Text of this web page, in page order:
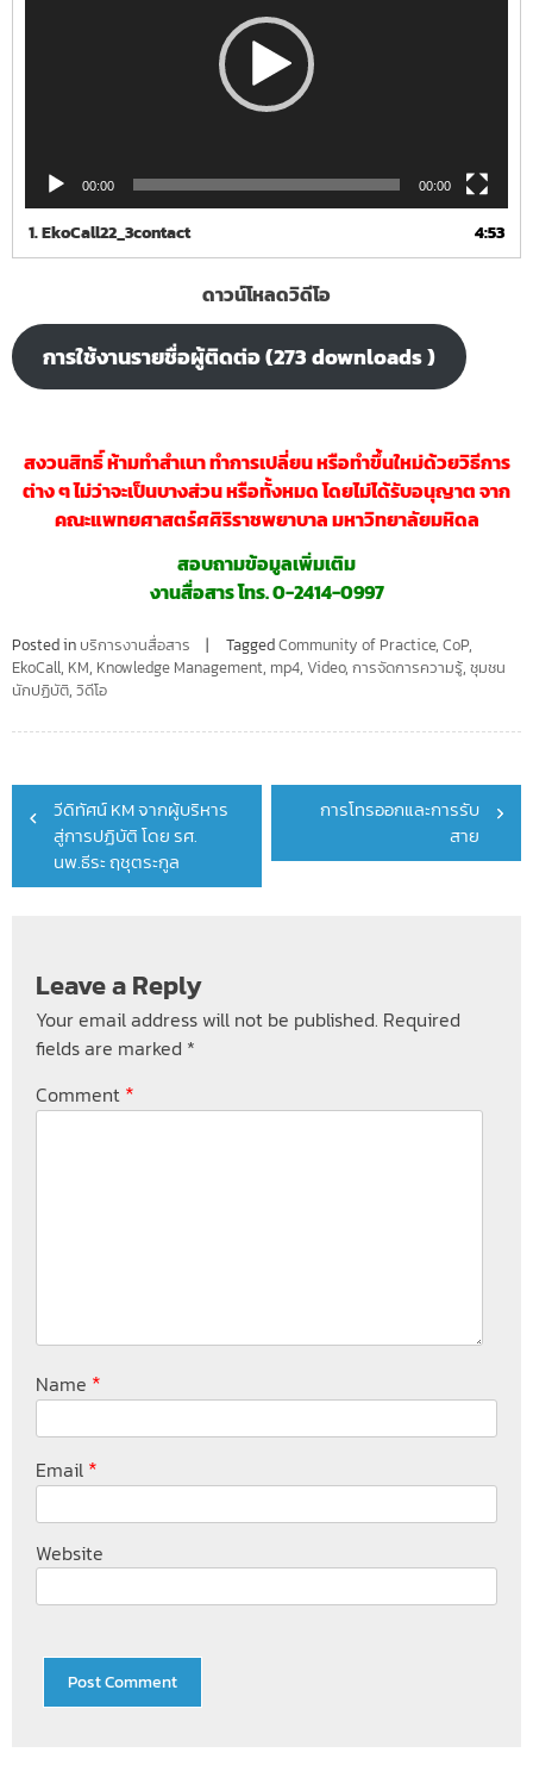
00:00 00:00
1.EkoCall22_3contact 4:53
ดาวน์โหลดวิดีโอ
การใช้งานรายชื่อผู้ติดต่อ (273 downloads )
สงวนสิทธิ์ ห้ามทำสำเนา ทำการเปลี่ยน หรือทำขึ้นใหม่ด้วยวิธีการ
ต่าง ๆ ไม่ว่าจะเป็นบางส่วน หรือทั้งหมด โดยไม่ได้รับอนุญาต จาก
คณะแพทยศาสตร์ศศิริราชพยาบาล มหาวิทยาลัยมหิดล
สอบถามข้อมูลเพิ่มเติม
งานสื่อสาร โทร. 0-2414-0997
Posted in บริการงานสื่อสาร TaggedCommunity of Practice, CoP,
EkoCall, KM, Knowledge Management, mp4, Video, การจัดการความรู้, ชุมชน
นักปฏิบัติ, วิดีโอ
Post
navigation
วีดิทัศน์ KM จากผู้บริหาร
สู่การปฏิบัติ โดย รศ.
นพ.ธีระ ฤชุตระกูล
การโทรออกและการรับ
สาย
Leave a Reply
Your email address will not be published. Required
fields are marked *
Comment *
Name *
Email *
Website